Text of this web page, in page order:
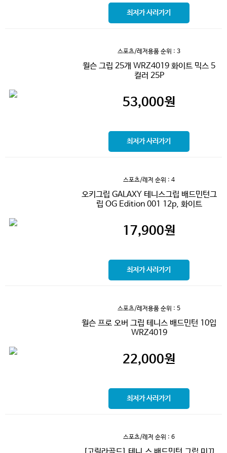
최저가 사러가기
스포츠/레저용품 순위 : 3
윌슨 그립 25개 WRZ4019 화이트 믹스 5
컬러 25P
53,000원
최저가 사러가기
스포츠/레저 순위 : 4
오키그립 GALAXY 테니스그립 배드민턴그
립 OG Edition 001 12p, 화이트
17,900원
최저가 사러가기
스포츠/레저용품 순위 : 5
윌슨 프로 오버 그립 테니스 배드민턴 10입
WRZ4019
22,000원
최저가 사러가기
스포츠/레저 순위 : 6